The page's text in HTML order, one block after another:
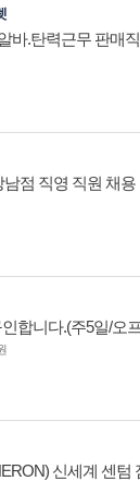
바.탄력근무 판매
점 직영 직원 채용
합니다.(주5일/오
신세계 센텀